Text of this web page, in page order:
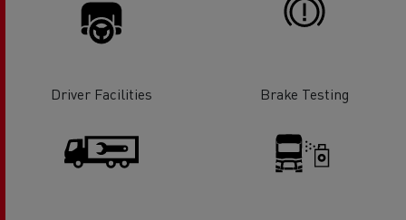
Driver Facilities Brake Testing